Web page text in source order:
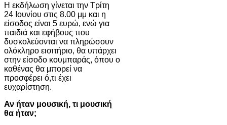
Η εκδήλωση γίνεται την Τρίτη
24 Ιουνίου στις 8.00 μμ και η
είσοδος είναι 5 ευρώ, ενώ για
παιδιά και εφήβους που
δυσκολεύονται να πληρώσουν
ολόκληρο εισιτήριο, θα υπάρχει
στην είσοδο κουμπαράς, όπου ο
καθένας θα μπορεί να
προσφέρει ό,τι έχει
ευχαρίστηση.
Αν ήταν μουσική, τι μουσική
θα ήταν;